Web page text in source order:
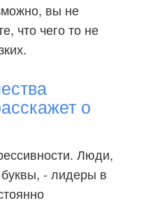
вы не
что чего то не
о
Люди,
буквы, - лидеры в